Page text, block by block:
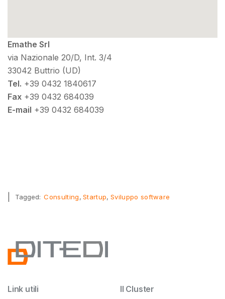
Emathe Srl
via Nazionale 20/D, Int. 3/4
33042 Buttrio (UD)
Tel. +39 0432 1840617
Fax +39 0432 684039
E-mail +39 0432 684039
Tagged: Consulting Startup Sviluppo software
Link utili Il Cluster